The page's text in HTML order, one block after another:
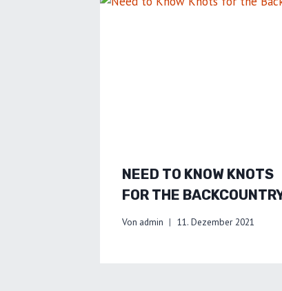
NEED TO KNOW KNOTS
FOR THE
Von admin 11. Dezember 2021